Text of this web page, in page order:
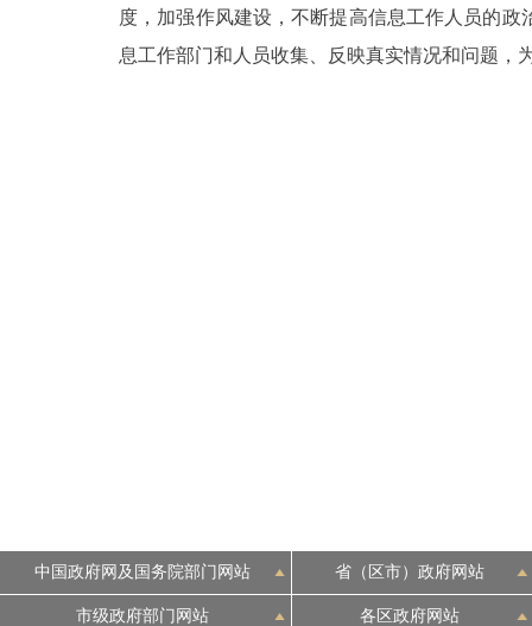
度，加强作风建设，不断提高信息工作人员的
息工作部门和人员收集、反映真实情况和问题，
中国政府网及国务院部门网站 省（区市）政府网站
市级政府部门网站 各区政府网站